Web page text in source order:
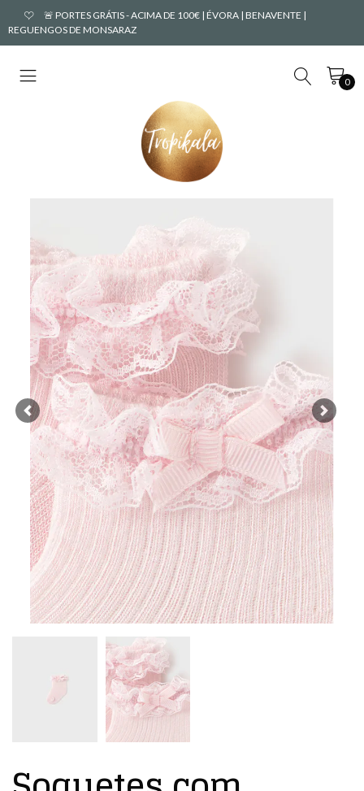
🚨 PORTES GRÁTIS - ACIMA DE 100€ | ÉVORA | BENAVENTE |
REGUENGOS DE MONSARAZ
0
Previous Next